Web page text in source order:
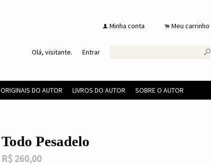
f Minha conta . Meu carrinho
Olá, visitante. Entrar s
ORIGINAIS DO AUTOR LIVROS DO AUTOR SOBRE O AUTOR
Todo Pesadelo
R$ 260,00